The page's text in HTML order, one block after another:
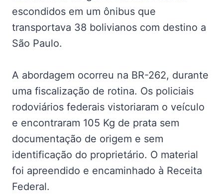
escondidos em um ônibus que
transportava 38 bolivianos com destino a
São Paulo.
A abordagem ocorreu na BR-262, durante
uma fiscalização de rotina. Os policiais
rodoviários federais vistoriaram o veículo
e encontraram 105 Kg de prata sem
documentação de origem e sem
identificação do proprietário. O material
foi apreendido e encaminhado à Receita
Federal.